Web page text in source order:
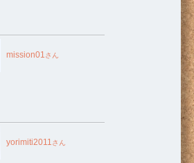
mission01さん
yorimiti2011さん